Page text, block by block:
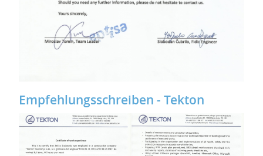
Empfehlungsschreiben - Tekton